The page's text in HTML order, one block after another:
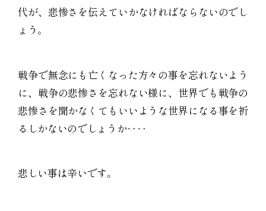
代が、悲惨さを伝えていかなければならないのでし
ょう。
戦争で無念にも亡くなった方々の事を忘れないよう
に、戦争の悲惨さを忘れない様に、世界でも戦争の
悲惨さを聞かなくてもいいような世界になる事を祈
るしかないのでしょうか‥‥
悲しい事は辛いです。